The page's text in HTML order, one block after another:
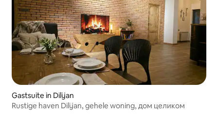
Gastsuite in Dilijan
Rustige haven Dilijan, gehele woning, дом целиком